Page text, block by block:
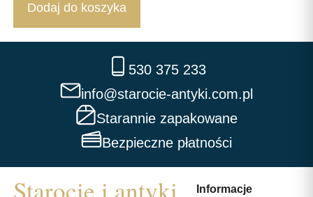
Dodaj do koszyka
530 375 233
info@starocie-antyki.com.pl
Starannie zapakowane
Bezpieczne płatności
Informacje